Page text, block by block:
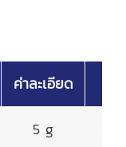
ค่าละเอียด
5 g